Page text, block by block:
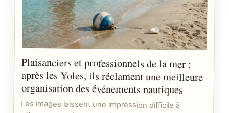
Plaisanciers et professionnels de la mer :
après les Yoles, ils réclament une meilleure
organisation des événements nautiques
Les images laissent une impression difficile à
effacer : une plage souillée, des déchets dans l’eau